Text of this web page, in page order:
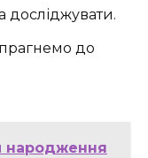
до
народження